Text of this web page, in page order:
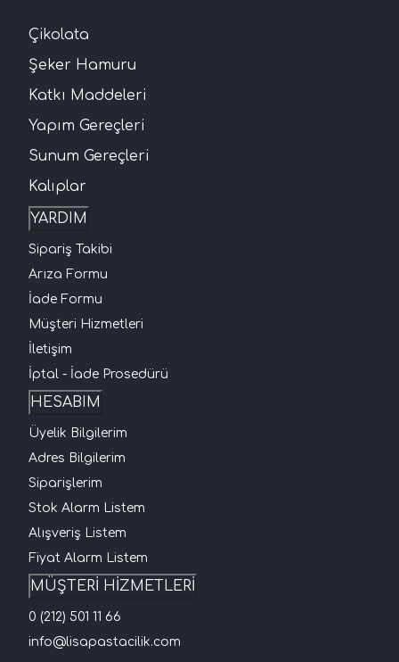
Çikolata
Şeker Hamuru
Katkı Maddeleri
Yapım Gereçleri
Sunum Gereçleri
Kalıplar
YARDIM
Sipariş Takibi
Arıza Formu
İade Formu
Müşteri Hizmetleri
İletişim
İptal - İade Prosedürü
HESABIM
Üyelik Bilgilerim
Adres Bilgilerim
Siparişlerim
Stok Alarm Listem
Alışveriş Listem
Fiyat Alarm Listem
MÜŞTERİ HİZMETLERİ
0 (212) 501 11 66
info@lisapastacilik.com